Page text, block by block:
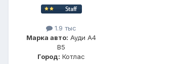
1.9 тыс
Марка авто: Ауди А4
В5
Город: Котлас